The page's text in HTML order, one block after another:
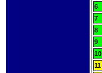
6
7
8
9
10
11